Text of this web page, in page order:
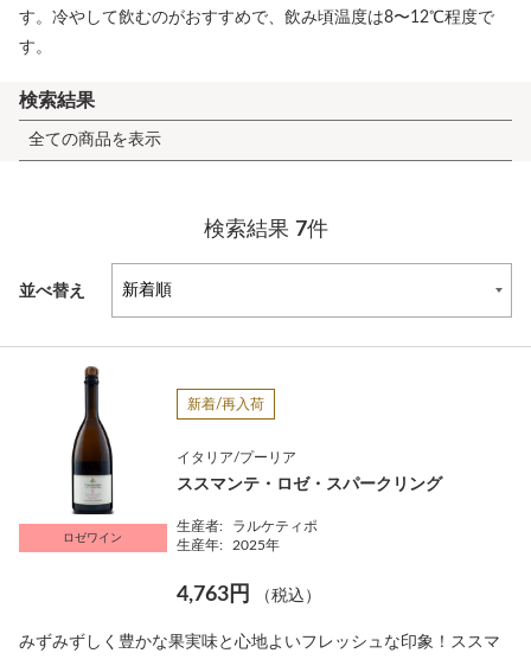
す。冷やして飲むのがおすすめで、飲み頃温度は8〜12℃程度で
す。
検索結果
全ての商品を表示
検索結果 7件
並べ替え
ロゼワイン
新着/再入荷
イタリア/プーリア
ススマンテ・ロゼ・スパークリング
生産者:
ラルケティポ
生産年:
2025年
4,763円 （税込）
みずみずしく豊かな果実味と心地よいフレッシュな印象！ススマ